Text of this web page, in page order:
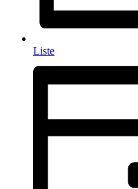
Liste